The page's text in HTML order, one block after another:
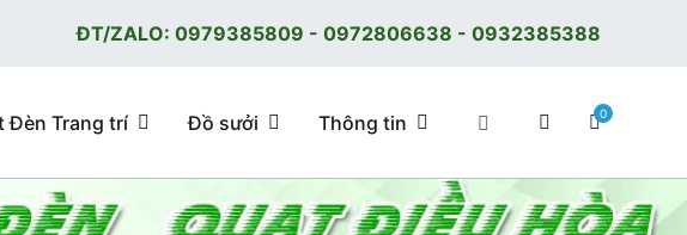
ĐT/ZALO: 0979385809 - 0972806638 - 0932385388
Hãng, loại tốt, giá tốt, có F.reeShip tại Hà Nội
Đèn Trang trí Đồ sưởi Thông tin 0